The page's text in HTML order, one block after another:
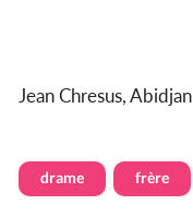
Jean Chresus, Abidjan
drame frère